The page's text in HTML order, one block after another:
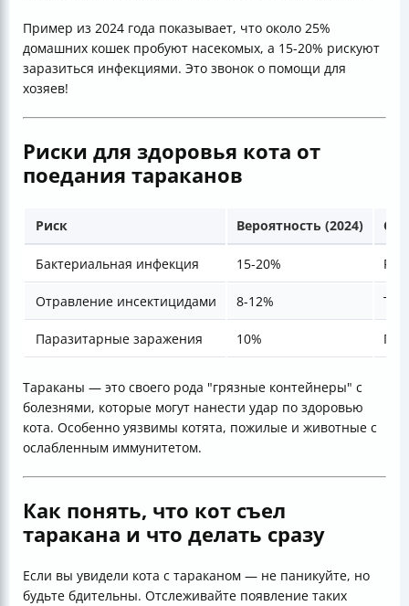
Пример из 2024 года показывает, что около 25%
домашних кошек пробуют насекомых, а 15-20% рискуют
заразиться инфекциями. Это звонок о помощи для
хозяев!
Риски для здоровья кота от
поедания тараканов
Риск Вероятность (2024)
Бактериальная инфекция 15-20%
Отравление инсектицидами 8-12%
Паразитарные заражения 10%
Тараканы — это своего рода "грязные контейнеры" с
болезнями, которые могут нанести удар по здоровью
кота. Особенно уязвимы котята, пожилые и животные с
ослабленным иммунитетом.
Как понять, что кот съел
таракана и что делать сразу
Если вы увидели кота с тараканом — не паникуйте, но
будьте бдительны. Отслеживайте появление таких